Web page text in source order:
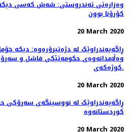
وەزارەتی تەندروستی: شەش كەسی
كۆرۆنا بوون
20 March 2020
ڕاگەیەندراوێک لە دژەتیرۆرەوە: دیکە
وەڵامدانەوەی حکومەتێکی فاشل و
کوژەکەی.
20 March 2020
ڕاگەیەندراوێک لە نووسینگەی سەرۆکی
کوردستانەوە
20 March 2020